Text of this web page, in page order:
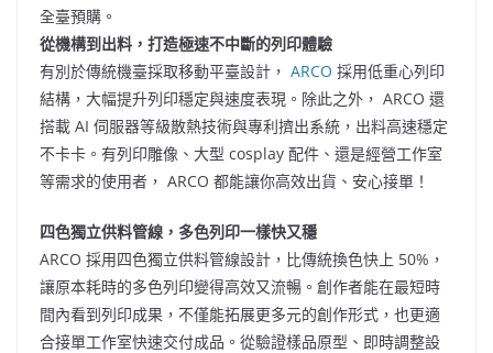
全臺預購。
從機構到出料，打造極速不中斷的列印體驗
有別於傳統機臺採取移動平臺設計， ARCO 採用低重心列印
結構，大幅提升列印穩定與速度表現。除此之外， ARCO 還
搭載 AI 伺服器等級散熱技術與專利擠出系統，出料高速穩定
不卡卡。有列印雕像、大型 cosplay 配件、還是經營工作室
等需求的使用者， ARCO 都能讓你高效出貨、安心接單！
四色獨立供料管線，多色列印一樣快又穩
ARCO 採用四色獨立供料管線設計，比傳統換色快上 50%，
讓原本耗時的多色列印變得高效又流暢。創作者能在最短時
間內看到列印成果，不僅能拓展更多元的創作形式，也更適
合接單工作室快速交付成品。從驗證樣品原型、即時調整設